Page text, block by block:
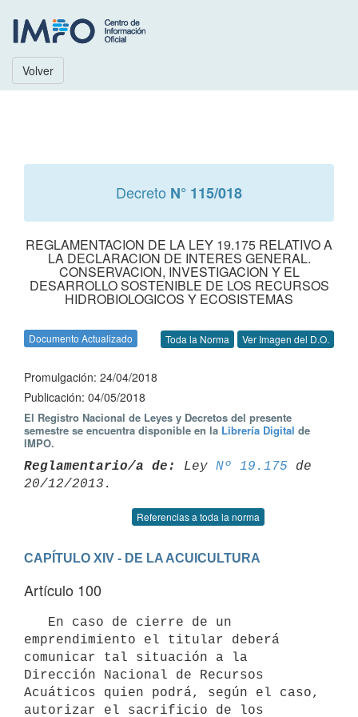
Volver
Decreto N° 115/018
REGLAMENTACION DE LA LEY 19.175 RELATIVO A
LA DECLARACION DE INTERES GENERAL.
CONSERVACION, INVESTIGACION Y EL
DESARROLLO SOSTENIBLE DE LOS RECURSOS
HIDROBIOLOGICOS Y ECOSISTEMAS
Documento Actualizado Toda la Norma Ver Imagen del D.O.
Promulgación: 24/04/2018
Publicación: 04/05/2018
El Registro Nacional de Leyes y Decretos del presente
semestre se encuentra disponible en la Librería Digital de
IMPO.
Reglamentario/a de: Ley Nº 19.175 de
Referencias a toda la norma
CAPÍTULO XIV - DE LA ACUICULTURA
Artículo 100
emprendimiento el titular deberá
comunicar tal situación a la
Dirección Nacional de Recursos
Acuáticos quien podrá, según el caso,
autorizar el sacrificio de los